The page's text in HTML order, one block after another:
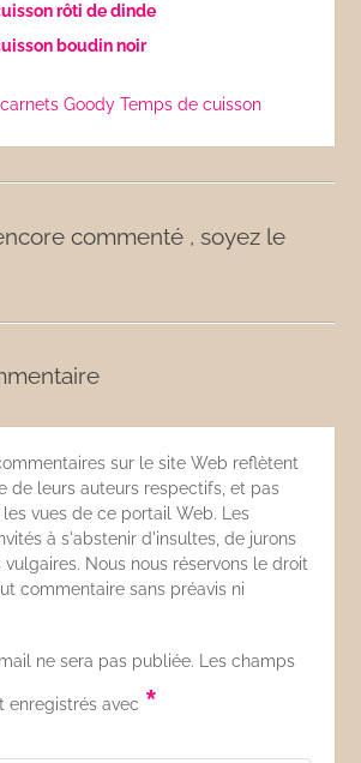
rôti de dinde
boudin noir
carnets Goody Temps de cuisson
commenté , soyez le
sur le site Web reflètent
de leurs auteurs respectifs, et pas
vues de ce portail Web. Les
à s'abstenir d'insultes, de jurons
Nous nous réservons le droit
commentaire sans préavis ni
ne sera pas publiée. Les champs
enregistrés avec *